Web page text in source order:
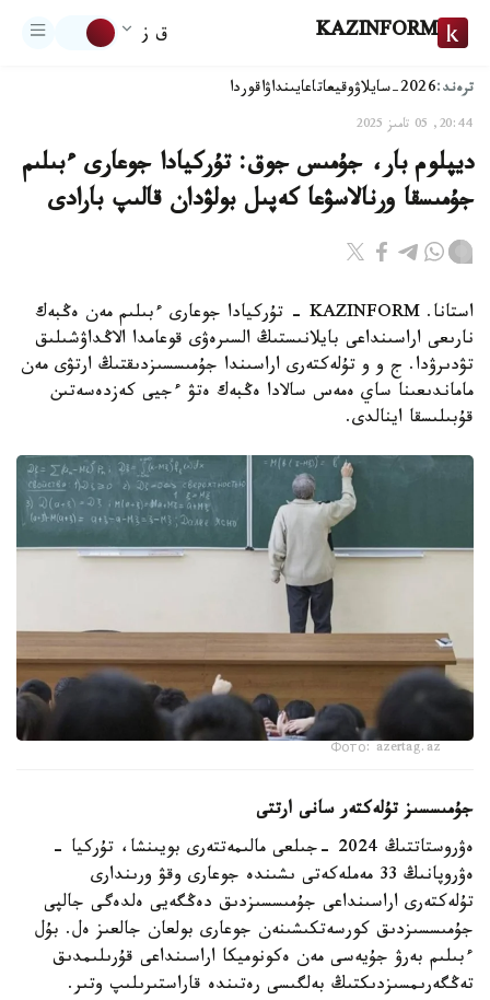
KAZINFORM ق ز
ترەند:2026-سايلاۋ وقيعاتاعايىنداۋاقوردا
20:44, 05 تامىز 2025
ديپلوم بار، جۇمىس جوق: تۇركيادا جوعارى ءبىلىم
جۇمىسقا ورنالاسۋعا كەپىل بولۋدان قالىپ بارادى
استانا. KAZINFORM - تۇركيادا جوعارى ءبىلىم مەن ەڭبەك
نارىعى اراسىنداعى بايلانىستىڭ السىرەۋى قوعامدا الاڭداۋشىلىق
تۋدىرۋدا. ج و و تۇلەكتەرى اراسىندا جۇمىسسىزدىقتىڭ ارتۋى مەن
ماماندىعىنا ساي ەمەس سالادا ەڭبەك ەتۋ ءجيى كەزدەسەتىن
قۇبىلىسقا اينالدى.
Фото: azertag.az
جۇمىسسىز تۇلەكتەر سانى ارتتى
ەۋروستاتتىڭ 2024 -جىلعى مالىمەتتەرى بويىنشا، تۇركيا -
ەۋروپانىڭ 33 مەملەكەتى ىشىندە جوعارى وقۋ ورىندارى
تۇلەكتەرى اراسىنداعى جۇمىسسىزدىق دەڭگەيى ەلدەگى جالپى
جۇمىسسىزدىق كورسەتكىشىنەن جوعارى بولعان جالعىز ەل. بۇل
ءبىلىم بەرۋ جۇيەسى مەن ەكونوميكا اراسىنداعى قۇرىلىمدىق
تەڭگەرىمسىزدىكتىڭ بەلگىسى رەتىندە قاراستىرىلىپ وتىر.